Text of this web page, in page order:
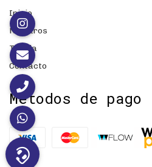
Inicio
Nosotros
Tienda
Contacto
Métodos de pago